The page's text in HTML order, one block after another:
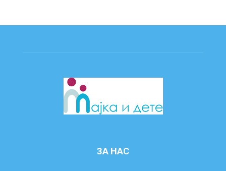
ЗА НАС